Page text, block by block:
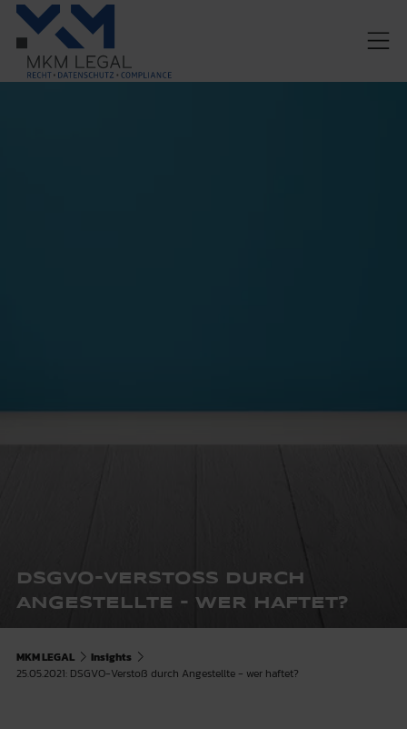
DSGVO-VERSTOSS DURCH A
NGESTELLTE - WER HAFTET?
MKM LEGAL
Insights
25.05.2021: DSGVO-Verstoß durch Angestellte - wer haftet?